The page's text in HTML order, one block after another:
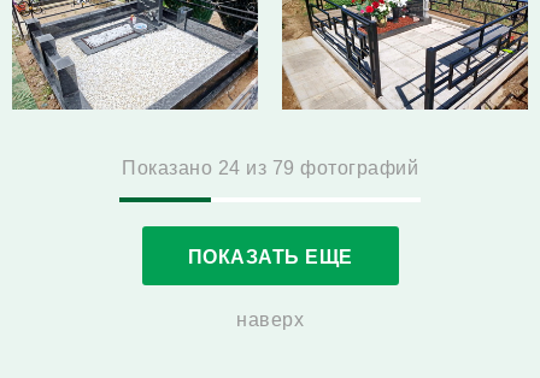
Показано 24 из 79 фотографий
ПОКАЗАТЬ ЕЩЕ
наверх